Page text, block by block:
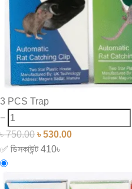
3 PCS Trap
−
৳750.00 ৳530.00
✅ ডিসকাউন্ট 410৳